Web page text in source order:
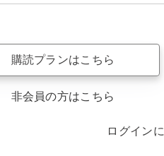
購読プランはこちら
非会員の方はこちら
ログイン